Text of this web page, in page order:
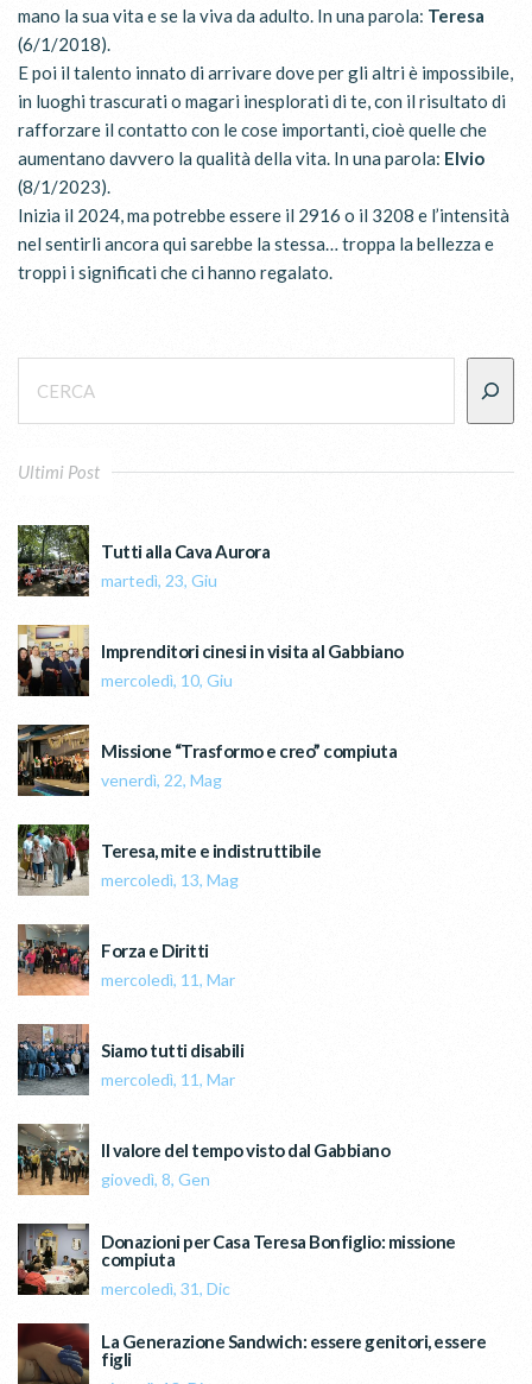
mano la sua vita e se la viva da adulto. In una parola: Teresa
(6/1/2018).
E poi il talento innato di arrivare dove per gli altri è impossibile,
in luoghi trascurati o magari inesplorati di te, con il risultato di
rafforzare il contatto con le cose importanti, cioè quelle che
aumentano davvero la qualità della vita. In una parola: Elvio
(8/1/2023).
Inizia il 2024, ma potrebbe essere il 2916 o il 3208 e l’intensità
nel sentirli ancora qui sarebbe la stessa… troppa la bellezza e
troppi i significati che ci hanno regalato.
Ultimi Post
Tutti alla Cava Aurora
martedì, 23, Giu
Imprenditori cinesi in visita al Gabbiano
mercoledì, 10, Giu
Missione “Trasformo e creo” compiuta
venerdì, 22, Mag
Teresa, mite e indistruttibile
mercoledì, 13, Mag
Forza e Diritti
mercoledì, 11, Mar
Siamo tutti disabili
mercoledì, 11, Mar
Il valore del tempo visto dal Gabbiano
giovedì, 8, Gen
Donazioni per Casa Teresa Bonfiglio: missione
compiuta
mercoledì, 31, Dic
La Generazione Sandwich: essere genitori, essere
figli